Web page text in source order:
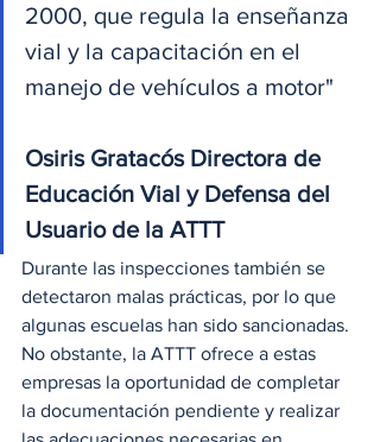
2000, que regula la enseñanza
vial y la capacitación en el
manejo de vehículos a motor"
Osiris Gratacós Directora de
Educación Vial y Defensa del
Usuario de la ATTT
Durante las inspecciones también se
detectaron malas prácticas, por lo que
algunas escuelas han sido sancionadas.
No obstante, la ATTT ofrece a estas
empresas la oportunidad de completar
la documentación pendiente y realizar